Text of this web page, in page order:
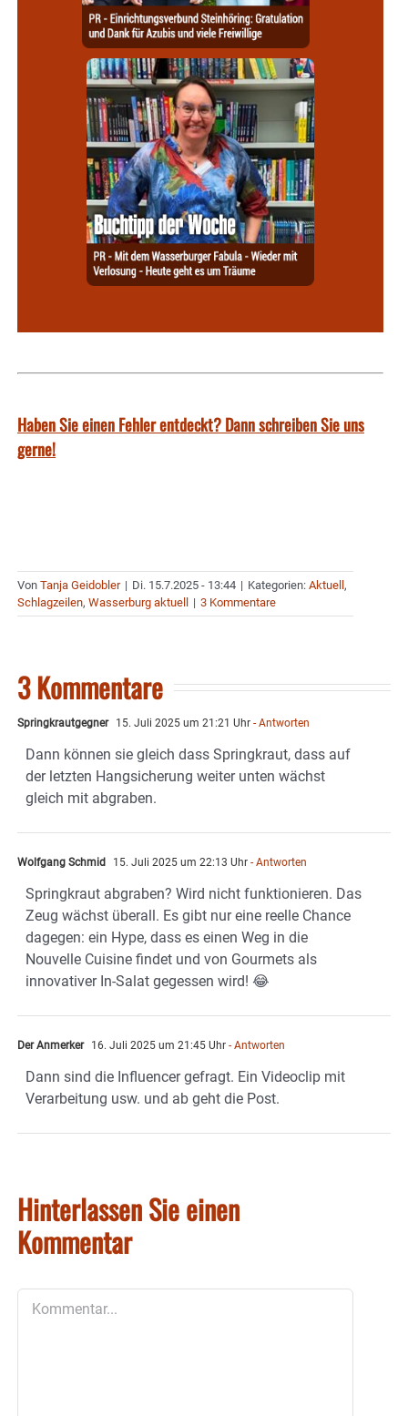
Haben Sie einen Fehler entdeckt? Dann schreiben Sie uns
gerne!
Von Tanja Geidobler | Di. 15.7.2025 - 13:44 | Kategorien: Aktuell ,
Schlagzeilen, Wasserburg aktuell | 3 Kommentare
3 Kommentare
Springkrautgegner 15. Juli 2025 um 21:21 Uhr - Antworten
Dann können sie gleich dass Springkraut, dass auf
der letzten Hangsicherung weiter unten wächst
gleich mit abgraben.
Wolfgang Schmid 15. Juli 2025 um 22:13 Uhr - Antworten
Springkraut abgraben? Wird nicht funktionieren. Das
Zeug wächst überall. Es gibt nur eine reelle Chance
dagegen: ein Hype, dass es einen Weg in die
Nouvelle Cuisine findet und von Gourmets als
innovativer In-Salat gegessen wird! 😂
Der Anmerker 16. Juli 2025 um 21:45 Uhr - Antworten
Dann sind die Influencer gefragt. Ein Videoclip mit
Verarbeitung usw. und ab geht die Post.
Hinterlassen Sie einen
Kommentar